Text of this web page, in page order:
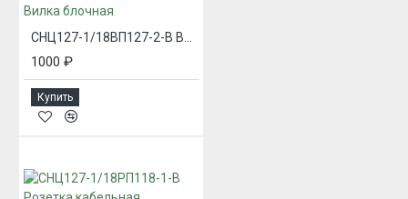
1000 ₽
Купить